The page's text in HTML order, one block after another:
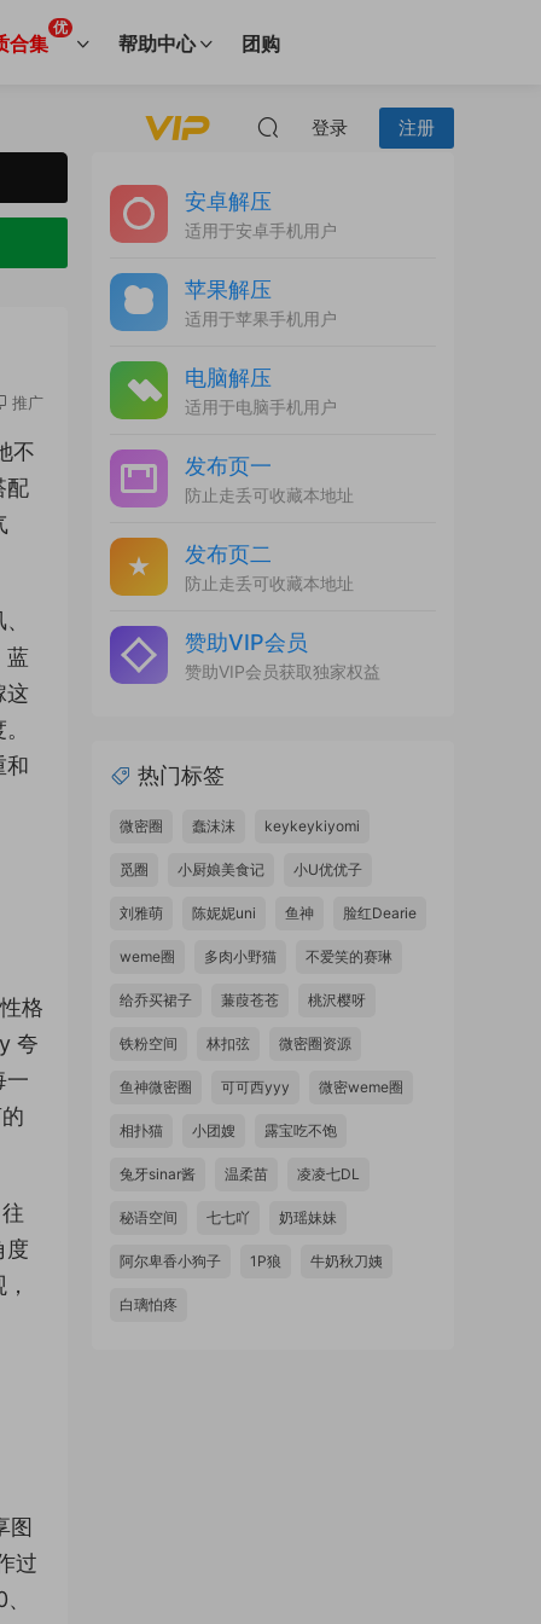
合集
优
帮助中心 团购
登录 注册
推广
不
配
蓝
这
和
格
夸
一
度
图
过
安卓解压
适用于安卓手机用户
苹果解压
适用于苹果手机用户
电脑解压
适用于电脑手机用户
发布页一
防止走丢可收藏本地址
发布页二
防止走丢可收藏本地址
赞助VIP会员
赞助VIP会员获取独家权益
热门标签
微密圈 蠢沫沫 keykeykiyomi
觅圈 小厨娘美食记 小U优优子
刘雅萌 陈妮妮uni 鱼神 脸红Dearie
weme圈 多肉小野猫 不爱笑的赛琳
给乔买裙子 蒹葭苍苍 桃沢樱呀
铁粉空间 林扣弦 微密圈资源
鱼神微密圈 可可西yyy 微密weme圈
相扑猫 小团嫂 露宝吃不饱
兔牙sinar酱 温柔苗 凌凌七DL
秘语空间 七七吖 奶瑶妹妹
阿尔卑香小狗子 1P狼 牛奶秋刀姨
白璃怕疼